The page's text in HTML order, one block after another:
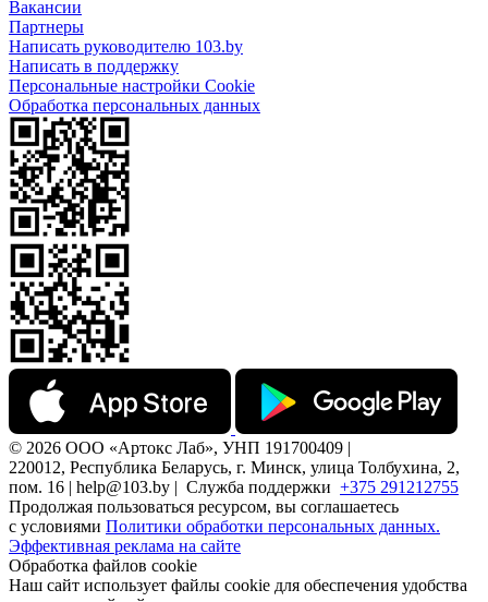
Вакансии
Партнеры
Написать руководителю 103.by
Написать в поддержку
Персональные настройки Cookie
Обработка персональных данных
© 2026 ООО «Артокс Лаб», УНП 191700409 |
220012, Республика Беларусь, г. Минск, улица Толбухина, 2,
пом. 16 | help@103.by | Служба поддержки +375 291212755
Продолжая пользоваться ресурсом, вы соглашаетесь
с условиями Политики обработки персональных данных.
Эффективная реклама на сайте
Обработка файлов cookie
Наш сайт использует файлы cookie для обеспечения удобства